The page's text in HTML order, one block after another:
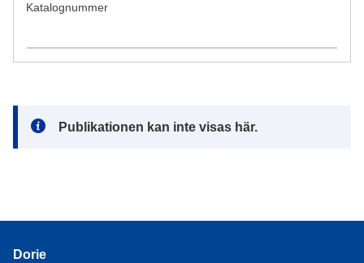
Katalognummer
Note:
Publikationen kan inte visas här.
Dorie